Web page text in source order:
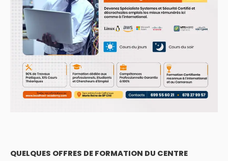
QUELQUES OFFRES DE FORMATION DU CENTRE